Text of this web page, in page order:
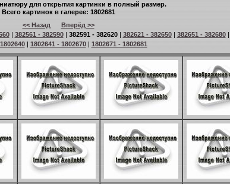
для открытия картинки в полный размер.
Всего картинок в галерее: 1802681
<< Назад
Вперёд >>
| 382561 - 382590| 382591 - 382620| 382621 - 382650| 382651 - 382680|
| 1802641 - 1802670| 1802671 - 1802681